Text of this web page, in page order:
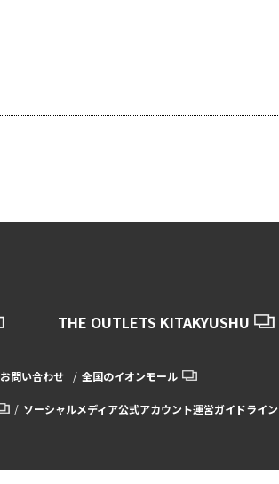
THE OUTLETS KITAKYUSHU
お問い合わせ 全国のイオンモール
ソーシャルメディア公式アカウント運営ガイドライン